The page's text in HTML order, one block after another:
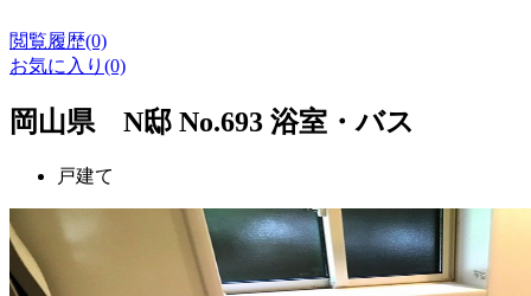
閲覧履歴(0)
お気に入り(0)
岡山県 N邸 No.693 浴室・バス
戸建て